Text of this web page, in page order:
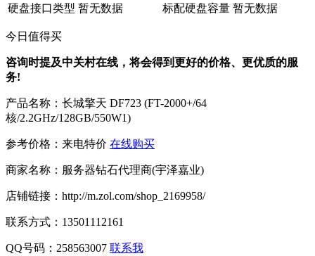
硬盘接口类型 暂无数据 标配硬盘容量 暂无数据
今日值得买
咨询时提及中关村在线，将会得到更好的价格、更优质的服
务!
产品名称： 长城擎天 DF723 (FT-2000+/64
核/2.2GHz/128GB/550W1)
参考价格： 来电特价 在线购买
商家名称： 服务器钻石代理商(宇泽嘉业)
店铺链接： http://m.zol.com/shop_2169958/
联系方式： 13501112161
QQ号码：258563007 联系我